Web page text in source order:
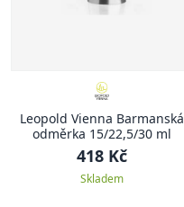
Leopold Vienna Barmanská
odměrka 15/22,5/30 ml
418 Kč
Skladem